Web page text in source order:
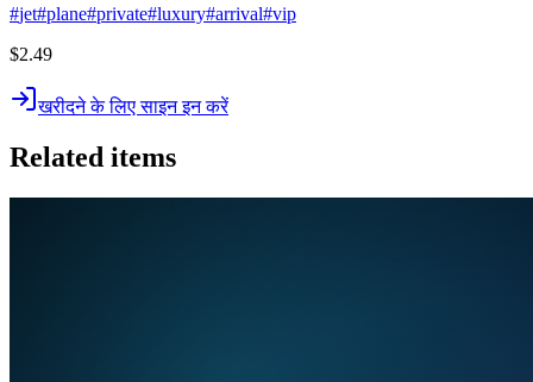
#jet#plane#private#luxury#arrival#vip
$2.49
खरीदने के लिए साइन इन करें
Related items